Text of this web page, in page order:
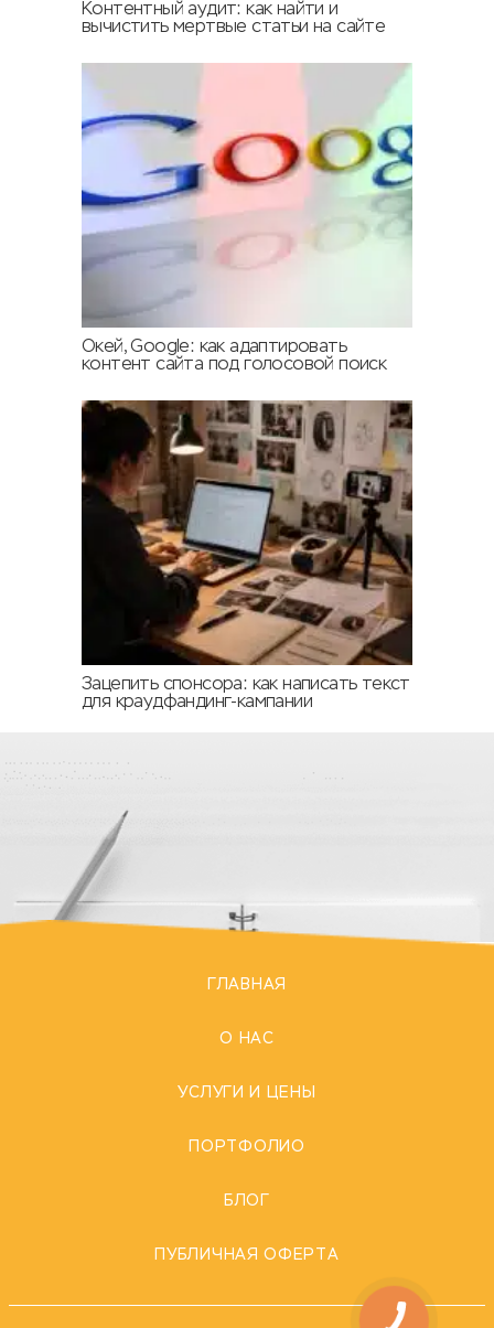
Контентный аудит: как найти и
вычистить мертвые статьи на сайте
Окей, Google: как адаптировать
контент сайта под голосовой поиск
Зацепить спонсора: как написать текст
для краудфандинг-кампании
ГЛАВНАЯ
О НАС
УСЛУГИ И ЦЕНЫ
ПОРТФОЛИО
БЛОГ
ПУБЛИЧНАЯ ОФЕРТА